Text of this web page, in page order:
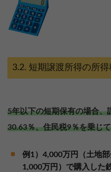
短期譲渡所得の所
5年以下の短期保有の場合、
30.63％、住民税9％を乗じ
例1）4,000万円（土地
1,000万円）で購入した